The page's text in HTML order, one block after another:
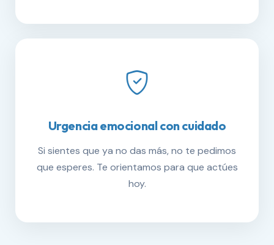
Urgencia emocional con cuidado
Si sientes que ya no das más, no te pedimos
que esperes. Te orientamos para que actúes
hoy.